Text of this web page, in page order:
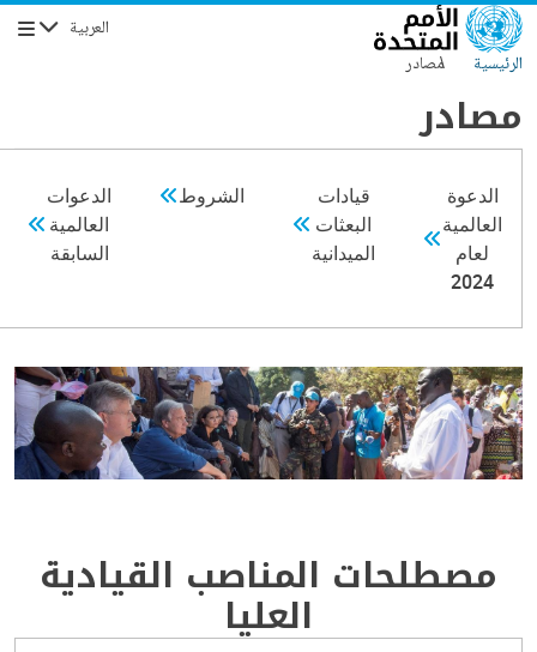
تجاوز إلى المحتوى الرئيسي العربية التنقل
الرئيسية مصادر
مصادر
الدعوة
العالمية
لعام
2024
قيادات
البعثات
الميدانية
الشروط
الدعوات
العالمية
السابقة
مصطلحات المناصب القيادية
العليا